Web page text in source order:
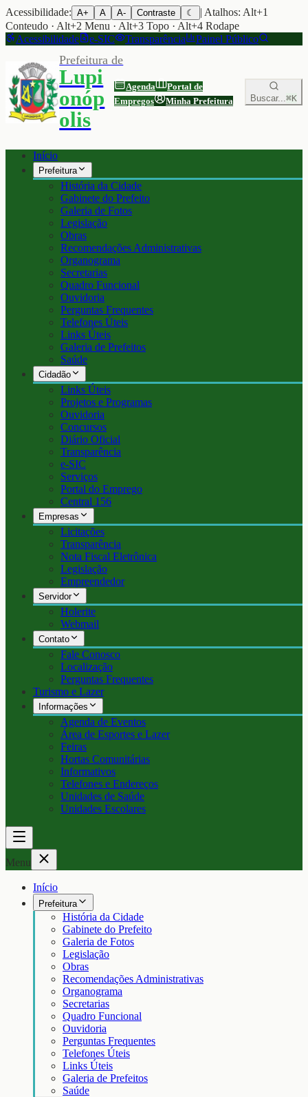
Acessibilidade: A+ A A- Contraste ☾
| Atalhos: Alt+1
Conteudo · Alt+2 Menu · Alt+3 Topo · Alt+4 Rodape
Acessibilidade
e-SIC Transparência Painel Público
Prefeitura de
Lupi
onóp
olis
Agenda
Portal de
Empregos
Minha Prefeitura Buscar...⌘K
Início
Prefeitura
História da Cidade
Gabinete do Prefeito
Galeria de Fotos
Legislação
Obras
Recomendações Administrativas
Organograma
Secretarias
Quadro Funcional
Ouvidoria
Perguntas Frequentes
Telefones Úteis
Links Úteis
Galeria de Prefeitos
Saúde
Cidadão
Links Úteis
Projetos e Programas
Ouvidoria
Concursos
Diário Oficial
Transparência
e-SIC
Serviços
Portal do Emprego
Central 156
Empresas
Licitações
Transparência
Nota Fiscal Eletrônica
Legislação
Empreendedor
Servidor
Holerite
Webmail
Contato
Fale Conosco
Localização
Perguntas Frequentes
Turismo e Lazer
Informações
Agenda de Eventos
Área de Esportes e Lazer
Feiras
Hortas Comunitárias
Informativos
Telefones e Endereços
Unidades de Saúde
Unidades Escolares
Menu
Início
Prefeitura
História da Cidade
Gabinete do Prefeito
Galeria de Fotos
Legislação
Obras
Recomendações Administrativas
Organograma
Secretarias
Quadro Funcional
Ouvidoria
Perguntas Frequentes
Telefones Úteis
Links Úteis
Galeria de Prefeitos
Saúde